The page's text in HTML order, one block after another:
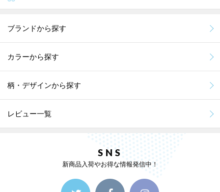
ブランドから探す
カラーから探す
柄・デザインから探す
レビュー一覧
SNS
新商品入荷やお得な情報発信中！